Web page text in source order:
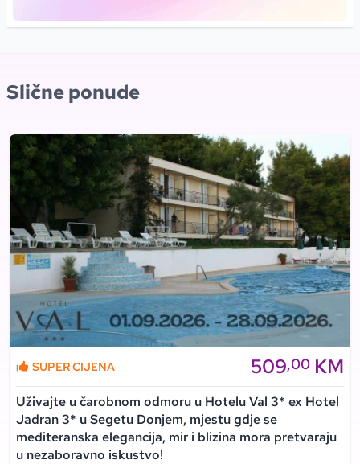
Slične ponude
SUPER CIJENA 509,00 KM
Uživajte u čarobnom odmoru u Hotelu Val 3* ex Hotel
Jadran 3* u Segetu Donjem, mjestu gdje se
mediteranska elegancija, mir i blizina mora pretvaraju
u nezaboravno iskustvo!